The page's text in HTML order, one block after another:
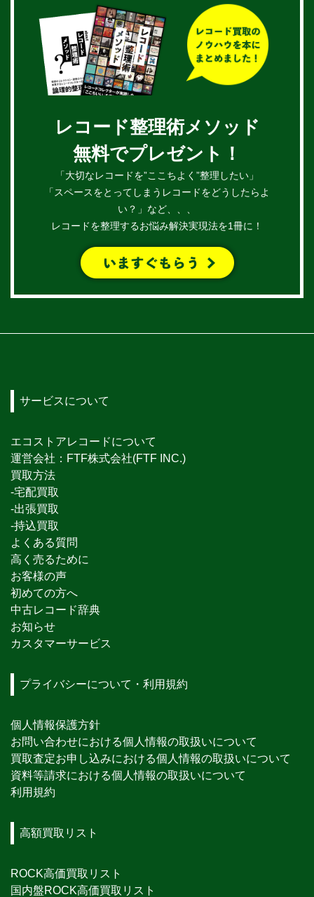
レコード整理術メソッド
無料でプレゼント！
「大切なレコードを”ここちよく”整理したい」
「スペースをとってしまうレコードをどうしたらよ
い？」など、、、
レコードを整理するお悩み解決実現法を1冊に！
サービスについて
エコストアレコードについて
運営会社：FTF株式会社(FTF INC.)
買取方法
-宅配買取
-出張買取
-持込買取
よくある質問
高く売るために
お客様の声
初めての方へ
中古レコード辞典
お知らせ
カスタマーサービス
プライバシーについて・利用規約
個人情報保護方針
お問い合わせにおける個人情報の取扱いについて
買取査定お申し込みにおける個人情報の取扱いについて
資料等請求における個人情報の取扱いについて
利用規約
高額買取リスト
ROCK高価買取リスト
国内盤ROCK高価買取リスト